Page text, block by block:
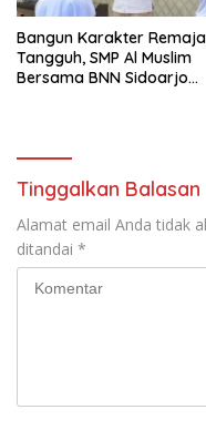
Bangun Karakter Remaja
Tangguh, SMP Al Muslim
Bersama BNN Sidoarjo
Tinggalkan Balasan
Alamat email Anda tidak
ditandai *